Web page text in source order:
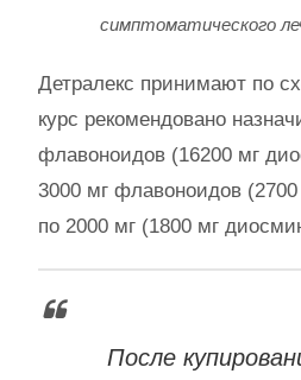
симптоматического
Детралекс принимают по
курс рекомендовано
флавоноидов (16200 мг
3000 мг флавоноидов
по 2000 мг (1800 мг
После